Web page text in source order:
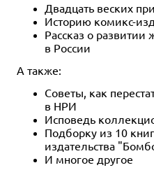
Двадцать веских
Историю комикс-
Рассказ о
в России
А также:
Советы, как
в НРИ
Исповедь
Подборку из 10
издательства
И многое другое